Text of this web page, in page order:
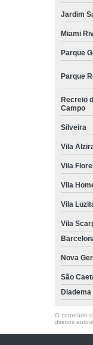
Jardim
Miami
Parque
Parque
Recreio
Campo
Silveira
Vila
Vila
Vila
Vila
Vila
Nova
São
Diadema
O conteúdo
direitos